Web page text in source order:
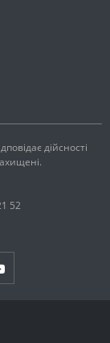
дійсності
52